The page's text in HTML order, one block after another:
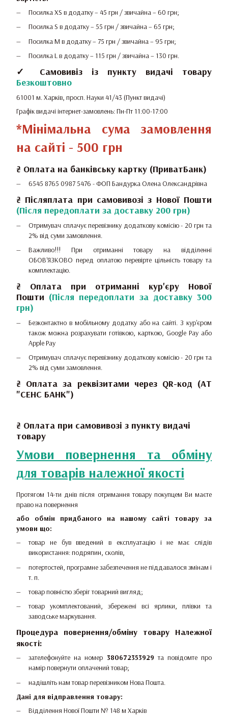
Посилка XS в додатку – 45 грн / звичайна – 60 грн;
Посилка S в додатку – 55 грн / звичайна – 65 грн;
Посилка M в додатку – 75 грн / звичайна – 95 грн;
Посилка L в додатку – 115 грн / звичайна – 130 грн.
✓ Самовивіз із пункту видачі товару
Безкоштовно
61001 м. Харків, просп. Науки 41/43 (Пункт видачі)
Графік видачі інтернет-замовлень: Пн-Пт 11:00-17:00
*Мінімальна сума замовлення
на сайті - 500 грн
₴ Оплата на банківську картку (ПриватБанк)
6545 8765 0987 5476 -ФОП Бандурка Олена Олександрівна
₴ Післяплата при самовивозі з Нової Пошти
(Після передоплати за доставку 200 грн)
Отримувач сплачує перевізнику додаткову комісію - 20 грн та
2% від суми замовлення.
Важливо!!! При отриманні товару на відділенні
ОБОВ'ЯЗКОВО перед оплатою перевірте цільність товару та
комплектацію.
₴ Оплата при отриманні кур'єру Нової
Пошти (Після передоплати за доставку 300
грн)
Безконтактно в мобільному додатку або на сайті.З кур'єром
також можна розрахувати готівкою, карткою, Google Pay або
Apple Pay
Отримувач сплачує перевізнику додаткову комісію - 20 грн та
2% від суми замовлення.
₴ Оплата за реквізитами через QR-код (АТ
"СЕНС БАНК")
₴ Оплата при самовивозі з пункту видачі
товару
Умови повернення та обміну
для товарів належної якості
Протягом 14-ти днів після отримання товару покупцем Ви маєте
право на повернення
або обмін придбаного на нашому сайті товару за
умови що:
товар не був введений в експлуатацію і не має слідів
використання: подряпин, сколів,
потертостей, програмне забезпечення не піддавалося змінам і
т. п.
товар повністю зберіг товарний вигляд;
товар укомплектований, збережені всі ярлики, плівки та
заводське маркування.
Процедура повернення/обміну товару Належної
якості:
зателефонуйте на номер 380672353929 та повідомте про
намір повернути оплачений товар;
надішліть нам товар перевізником Нова Пошта.
Дані для відправлення товару:
Відділення Нової Пошти № 148 м Харків